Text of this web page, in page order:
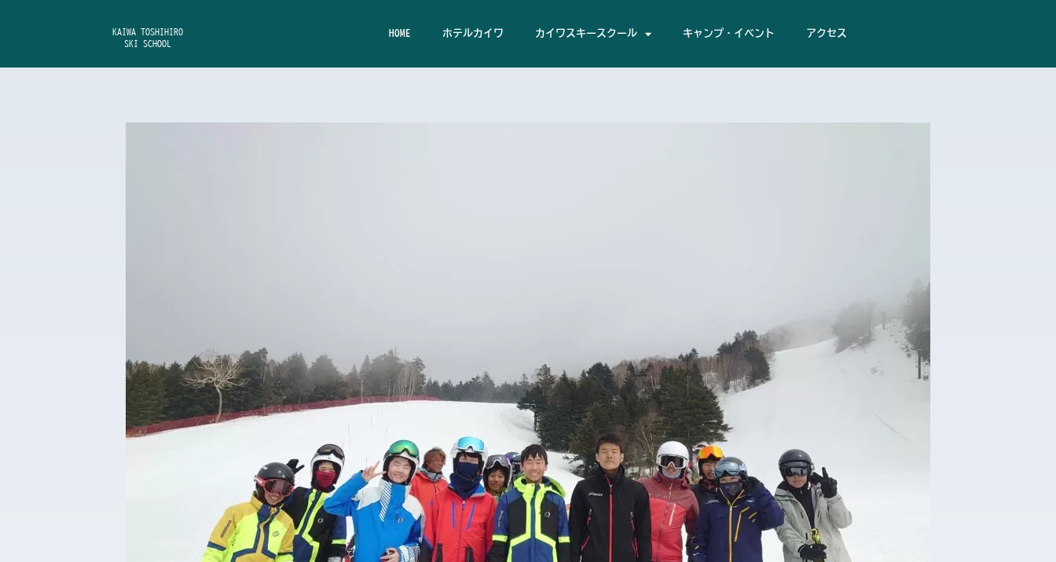
ス
KAIWA TOSHIHIRO
SKI SCHOOL
HOME ホテルカイワ カイワスキースクール キャンプ・イベント アクセス